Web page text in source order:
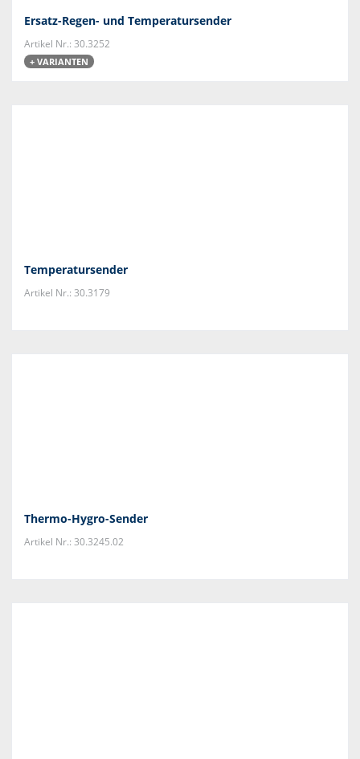
Ersatz-Regen- und Temperatursender
Artikel Nr.: 30.3252
+ VARIANTEN
Temperatursender
Artikel Nr.: 30.3179
Thermo-Hygro-Sender
Artikel Nr.: 30.3245.02